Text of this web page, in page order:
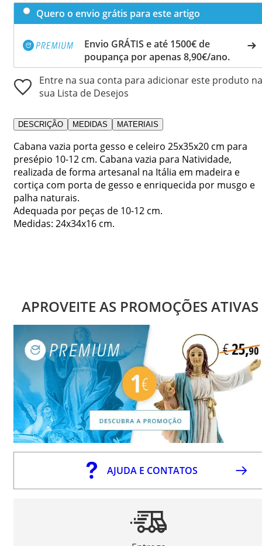
Quero o envio grátis para este artigo
Envio GRÁTIS e até 1500€ de
poupança por apenas 8,90€/ano.
Entre na sua conta para adicionar este produto na
sua Lista de Desejos
DESCRIÇÃO MEDIDAS MATERIAIS
Cabana vazia porta gesso e celeiro 25x35x20 cm para
presépio 10-12 cm. Cabana vazia para Natividade,
realizada de forma artesanal na Itália em madeira e
cortiça com porta de gesso e enriquecida por musgo e
palha naturais.
Adequada por peças de 10-12 cm.
Medidas: 24x34x16 cm.
APROVEITE AS PROMOÇÕES ATIVAS
AJUDA E CONTATOS